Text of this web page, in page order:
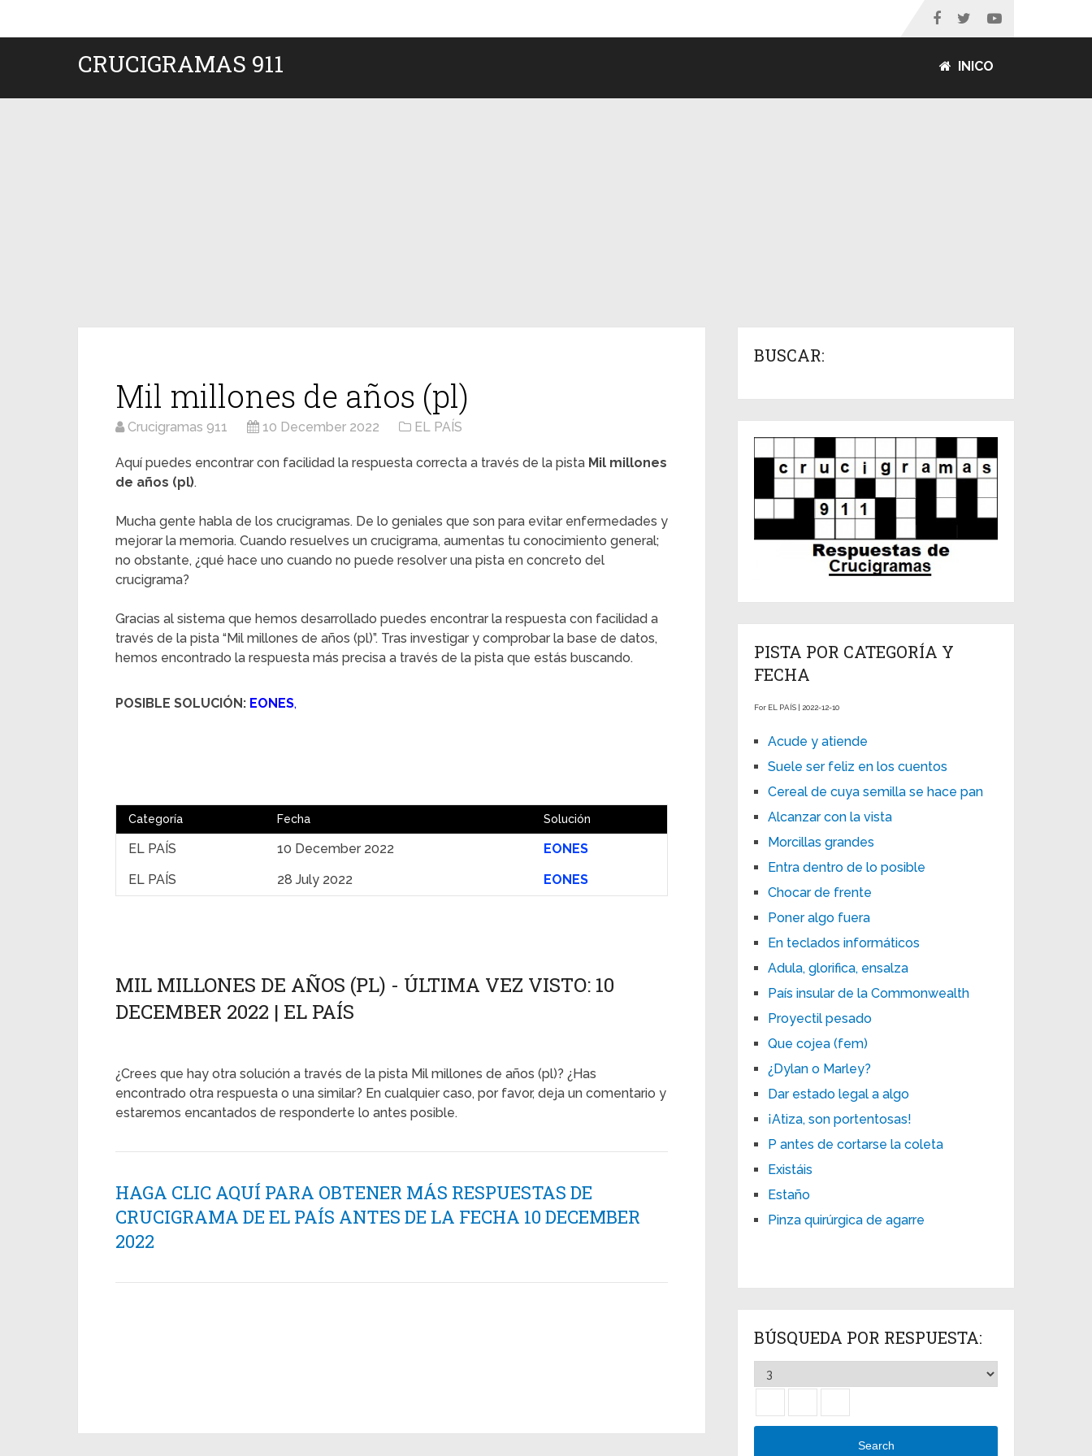
CRUCIGRAMAS 911 INICO
Mil millones de años (pl)
Crucigramas 911 10 December 2022 EL PAÍS
Aquí puedes encontrar con facilidad la respuesta correcta a través de la pista Mil millones
de años (pl).
Mucha gente habla de los crucigramas. De lo geniales que son para evitar enfermedades y
mejorar la memoria. Cuando resuelves un crucigrama, aumentas tu conocimiento general;
no obstante, ¿qué hace uno cuando no puede resolver una pista en concreto del
crucigrama?
Gracias al sistema que hemos desarrollado puedes encontrar la respuesta con facilidad a
través de la pista “Mil millones de años (pl)”. Tras investigar y comprobar la base de datos,
hemos encontrado la respuesta más precisa a través de la pista que estás buscando.
POSIBLE SOLUCIÓN: EONES,
Categoría Fecha Solución
EL PAÍS 10 December 2022
EONES
EL PAÍS
28 July 2022 EONES
MIL MILLONES DE AÑOS (PL) - ÚLTIMA VEZ VISTO: 10
DECEMBER 2022 | EL PAÍS
¿Crees que hay otra solución a través de la pista Mil millones de años (pl)? ¿Has
encontrado otra respuesta o una similar? En cualquier caso, por favor, deja un comentario y
estaremos encantados de responderte lo antes posible.
HAGA CLIC AQUÍ PARA OBTENER MÁS RESPUESTAS DE
CRUCIGRAMA DE EL PAÍS ANTES DE LA FECHA 10 DECEMBER
2022
BUSCAR:
PISTA POR CATEGORÍA Y
FECHA
For EL PAÍS | 2022-12-10
Acude y atiende
Suele ser feliz en los cuentos
Cereal de cuya semilla se hace pan
Alcanzar con la vista
Morcillas grandes
Entra dentro de lo posible
Chocar de frente
Poner algo fuera
En teclados informáticos
Adula, glorifica, ensalza
País insular de la Commonwealth
Proyectil pesado
Que cojea (fem)
¿Dylan o Marley?
Dar estado legal a algo
¡Atiza, son portentosas!
P antes de cortarse la coleta
Existáis
Estaño
Pinza quirúrgica de agarre
BÚSQUEDA POR RESPUESTA:
Search